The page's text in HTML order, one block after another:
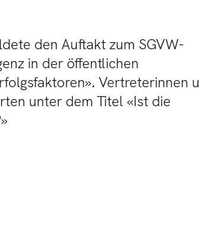
den Auftakt zum SGVW-
in der öffentlichen
Vertreterinnen
unter dem Titel «Ist die